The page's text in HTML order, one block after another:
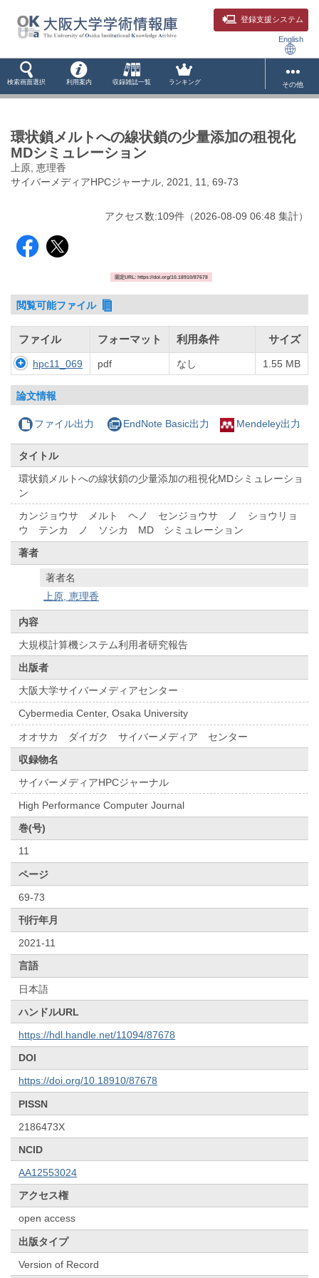
登録支援システム
English
検索画面選択 利用案内 収録雑誌一覧 ランキング その他
環状鎖メルトへの線状鎖の少量添加の租視化
MDシミュレーション
上原, 恵理香
サイバーメディアHPCジャーナル, 2021, 11, 69-73
アクセス数:109件 （2026-08-09 06:48 集計）
固定URL: https://doi.org/10.18910/87678
閲覧可能ファイル
ファイル フォーマット 利用条件 サイズ
hpc11_069 pdf なし 1.55 MB
論文情報
ファイル出力 EndNote Basic出力 Mendeley出力
タイトル
環状鎖メルトへの線状鎖の少量添加の租視化MDシミュレーショ
ン
カンジョウサ メルト ヘノ センジョウサ ノ ショウリョ
ウ テンカ ノ ソシカ MD シミュレーション
著者
著者名
上原, 恵理香
内容
大規模計算機システム利用者研究報告
出版者
大阪大学サイバーメディアセンター
Cybermedia Center, Osaka University
オオサカ ダイガク サイバーメディア センター
収録物名
サイバーメディアHPCジャーナル
High Performance Computer Journal
巻(号)
11
ページ
69-73
刊行年月
2021-11
言語
日本語
ハンドルURL
https://hdl.handle.net/11094/87678
DOI
https://doi.org/10.18910/87678
PISSN
2186473X
NCID
AA12553024
アクセス権
open access
出版タイプ
Version of Record